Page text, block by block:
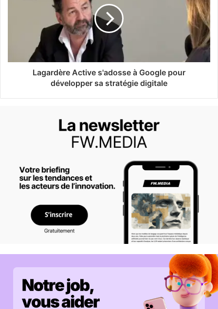
Lagardère Active s'adosse à Google pour
développer sa stratégie digitale